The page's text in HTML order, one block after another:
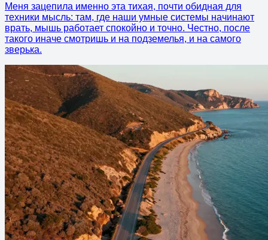
Меня зацепила именно эта тихая, почти обидная для
техники мысль: там, где наши умные системы начинают
врать, мышь работает спокойно и точно. Честно, после
такого иначе смотришь и на подземелья, и на самого
зверька.